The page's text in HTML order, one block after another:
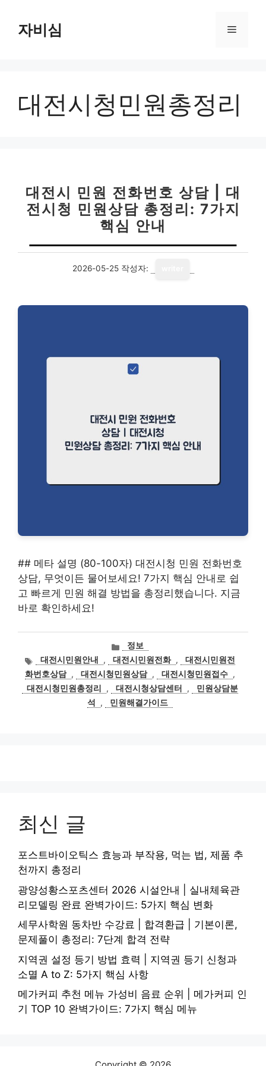
자비심 메
대전시청민원총정리
대전시 민원 전화번호 상담 | 대
전시청 민원상담 총정리: 7가지
핵심 안내
2026-05-25 작성자:
## 메타 설명 (80-100자) 대전시청 민원 전화번호
상담, 무엇이든 물어보세요! 7가지 핵심 안내로 쉽
고 빠르게 민원 해결 방법을 총정리했습니다. 지금
바로 확인하세요!
카
테
고
리
정보
태
그
대전시민원안내 , 대전시민원전화 ,
대전시민원전
화번호상담 , 대전시청민원상담 , 대전시청민원접수 ,
대전시청민원총정리
, 대전시청상담센터 ,
민원상담분
석
, 민원해결가이드
최신 글
포스트바이오틱스 효능과 부작용, 먹는 법, 제품 추
천까지 총정리
광양성황스포츠센터 2026 시설안내 | 실내체육관
리모델링 완료 완벽가이드: 5가지 핵심 변화
세무사학원 동차반 수강료 | 합격환급 | 기본이론,
문제풀이 총정리: 7단계 합격 전략
지역권 설정 등기 방법 효력 | 지역권 등기 신청과
소멸 A to Z: 5가지 핵심 사항
메가커피 추천 메뉴 가성비 음료 순위 | 메가커피 인
기 TOP 10 완벽가이드: 7가지 핵심 메뉴